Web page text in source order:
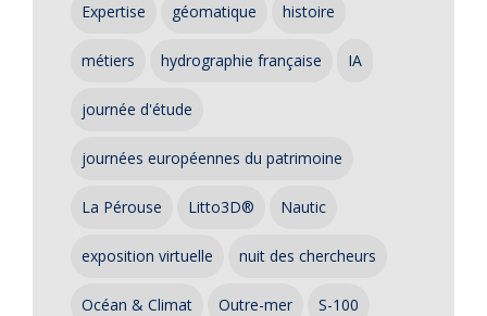
Expertise géomatique histoire
métiers hydrographie française IA
journée d'étude
journées européennes du patrimoine
La Pérouse Litto3D® Nautic
exposition virtuelle nuit des chercheurs
Océan & Climat Outre-mer S-100